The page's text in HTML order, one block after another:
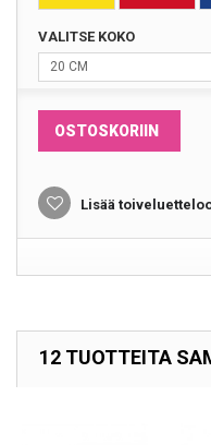
VALITSE KOKO
20 CM
OSTOSKORIIN
Lisää
12 TUOTTEITA